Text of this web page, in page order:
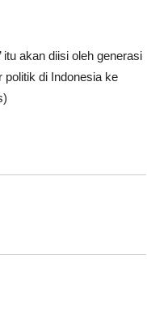
itu akan diisi oleh generasi
politik di Indonesia ke